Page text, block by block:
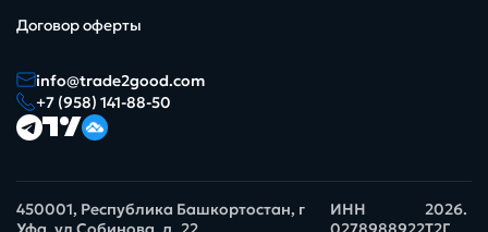
Договор оферты
info@trade2good.com
+7 (958) 141-88-50
450001, Республика Башкортостан, г
ИНН
2026.